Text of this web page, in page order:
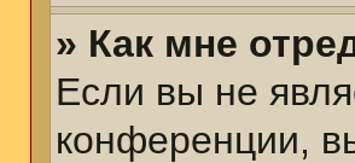
» Как мне
Если вы не
конференции,